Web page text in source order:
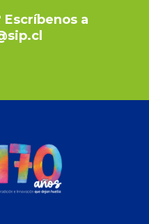
Escríbenos a